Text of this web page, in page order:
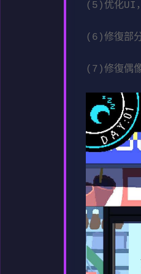
(5)优化UI
(6)修復部
(7)修復偶